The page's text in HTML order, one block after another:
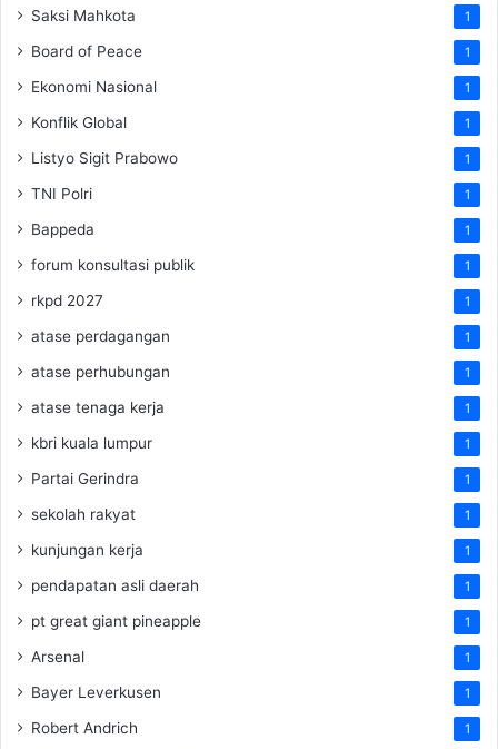
Saksi Mahkota 1
Board of Peace 1
Ekonomi Nasional 1
Konflik Global 1
Listyo Sigit Prabowo 1
TNI Polri 1
Bappeda 1
forum konsultasi publik 1
rkpd 2027 1
atase perdagangan 1
atase perhubungan 1
atase tenaga kerja 1
kbri kuala lumpur 1
Partai Gerindra 1
sekolah rakyat 1
kunjungan kerja 1
pendapatan asli daerah 1
pt great giant pineapple 1
Arsenal 1
Bayer Leverkusen 1
Robert Andrich 1